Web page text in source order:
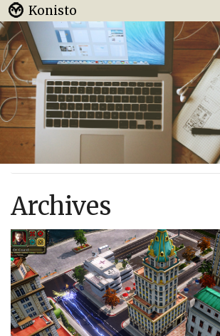
Konisto
Arbeit & Karriere
Internet
Urlaub & Reisen
Archives